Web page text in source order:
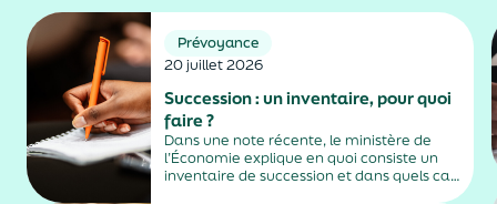
Prévoyance
20 juillet 2026
Succession : un inventaire, pour quoi
faire ?
Dans une note récente, le ministère de
l’Économie explique en quoi consiste un
inventaire de succession et dans quels cas